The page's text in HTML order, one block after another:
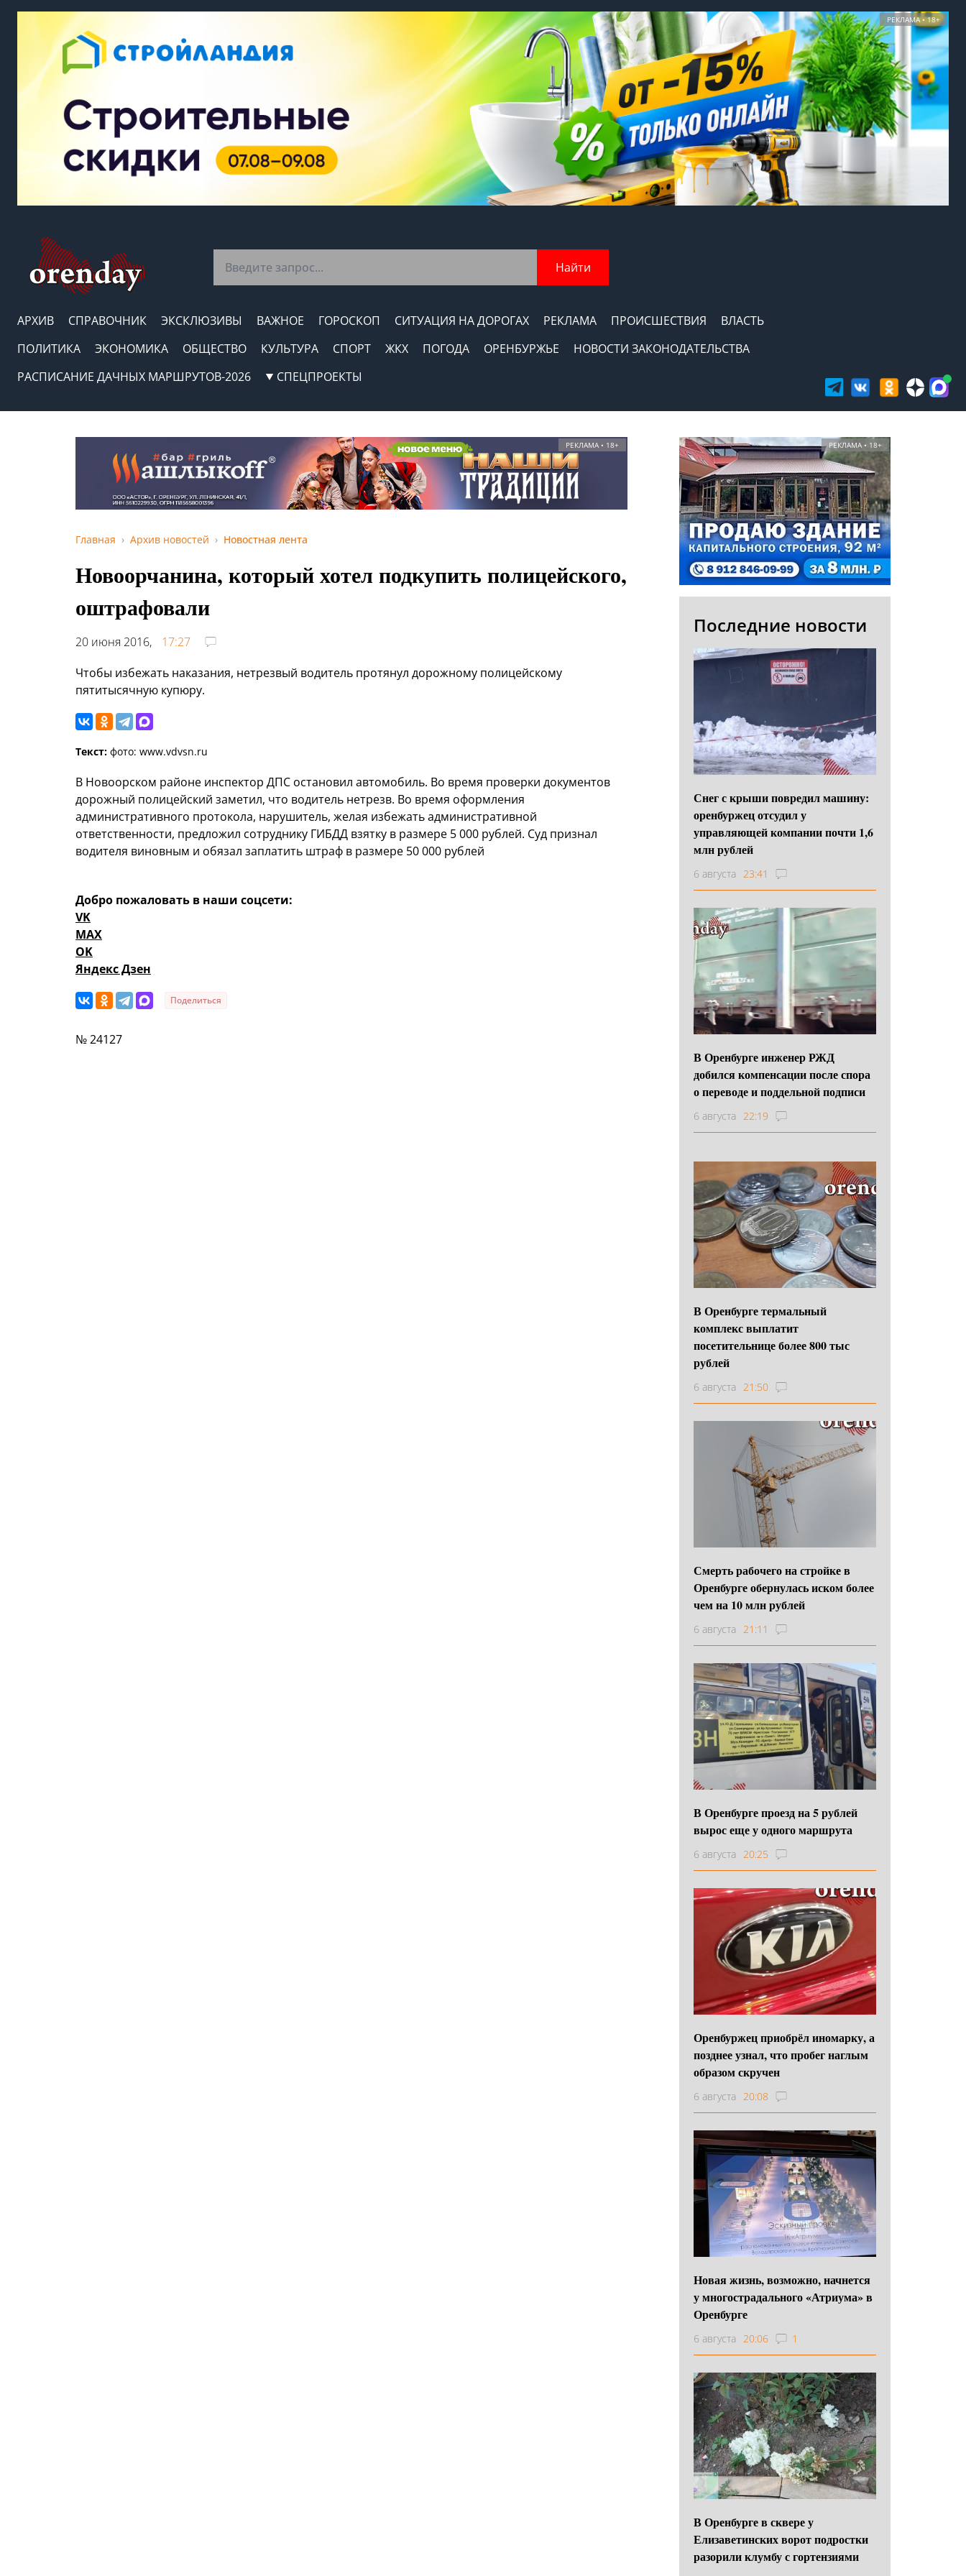
РЕКЛАМА • 18+
Найти
АРХИВ СПРАВОЧНИК ЭКСКЛЮЗИВЫ ВАЖНОЕ ГОРОСКОП СИТУАЦИЯ НА ДОРОГАХ РЕКЛАМА ПРОИСШЕСТВИЯ
ВЛАСТЬ
ПОЛИТИКА
ЭКОНОМИКА ОБЩЕСТВО КУЛЬТУРА СПОРТ ЖКХ ПОГОДА ОРЕНБУРЖЬЕ
НОВОСТИ ЗАКОНОДАТЕЛЬСТВА
РАСПИСАНИЕ ДАЧНЫХ МАРШРУТОВ-2026
СПЕЦПРОЕКТЫ
РЕКЛАМА • 18+
Главная Архив новостей Новостная лента
Новоорчанина, который хотел подкупить полицейского,
оштрафовали
20 июня 2016,
17:27
Чтобы избежать наказания, нетрезвый водитель протянул дорожному полицейскому
пятитысячную купюру.
Текст: фото: www.vdvsn.ru
В Новоорском районе инспектор ДПС остановил автомобиль. Во время проверки документов
дорожный полицейский заметил, что водитель нетрезв. Во время оформления
административного протокола, нарушитель, желая избежать административной
ответственности, предложил сотруднику ГИБДД взятку в размере 5 000 рублей. Суд признал
водителя виновным и обязал заплатить штраф в размере 50 000 рублей
Добро пожаловать в наши соцсети:
VK
MAX
OK
Яндекс Дзен
Поделиться
№ 24127
РЕКЛАМА • 18+
Последние новости
Снег с крыши повредил машину:
оренбуржец отсудил у
управляющей компании почти 1,6
млн рублей
6 августа 23:41
В Оренбурге инженер РЖД
добился компенсации после спора
о переводе и поддельной подписи
6 августа 22:19
В Оренбурге термальный
комплекс выплатит
посетительнице более 800 тыс
рублей
6 августа 21:50
Смерть рабочего на стройке в
Оренбурге обернулась иском более
чем на 10 млн рублей
6 августа 21:11
В Оренбурге проезд на 5 рублей
вырос еще у одного маршрута
6 августа 20:25
Оренбуржец приобрёл иномарку, а
позднее узнал, что пробег наглым
образом скручен
6 августа 20:08
Новая жизнь, возможно, начнется
у многострадального «Атриума» в
Оренбурге
6 августа 20:06 1
В Оренбурге в сквере у
Елизаветинских ворот подростки
разорили клумбу с гортензиями